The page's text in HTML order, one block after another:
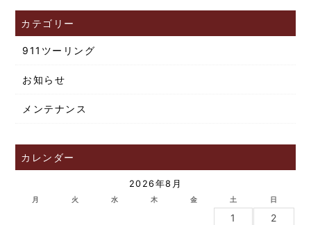
カテゴリー
911ツーリング
お知らせ
メンテナンス
カレンダー
2026年8月
月 火 水 木 金 土 日
1
2